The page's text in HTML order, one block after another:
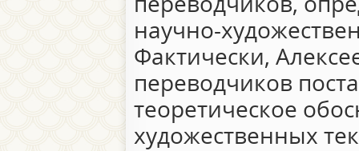
научно-
Фактически,
переводчиков
теоретическое
художественных